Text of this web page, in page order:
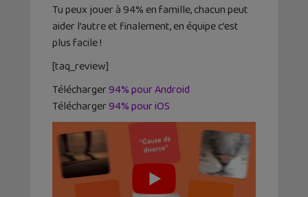
Tu peux jouer à 94% en famille, chacun peut
aider l’autre et finalement, en équipe c’est
plus facile !
[taq_review]
Télécharger94% pour Android
Télécharger94% pour iOS